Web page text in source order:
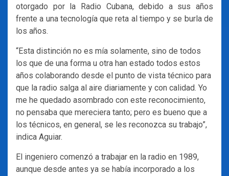
otorgado por la Radio Cubana, debido a sus años
frente a una tecnología que reta al tiempo y se burla de
los años.
“Esta distinción no es mía solamente, sino de todos
los que de una forma u otra han estado todos estos
años colaborando desde el punto de vista técnico para
que la radio salga al aire diariamente y con calidad. Yo
me he quedado asombrado con este reconocimiento,
no pensaba que mereciera tanto; pero es bueno que a
los técnicos, en general, se les reconozca su trabajo”,
indica Aguiar.
El ingeniero comenzó a trabajar en la radio en 1989,
aunque desde antes ya se había incorporado a los